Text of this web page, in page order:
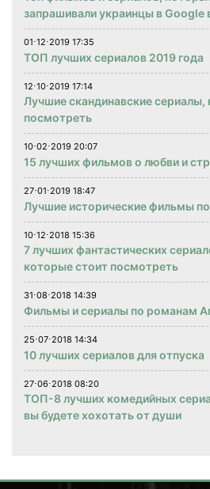
запрашивали украинцы в Google
01⋅12⋅2019 17:35
ТОП лучших сериалов 2019 года
12⋅10⋅2019 17:14
Лучшие скандинавские сериалы,
посмотреть
10⋅02⋅2019 20:07
15 лучших фильмов о любви и
27⋅01⋅2019 18:47
Лучшие исторические фильмы
10⋅12⋅2018 15:36
7 лучших фантастических
которые стоит посмотреть
31⋅08⋅2018 14:39
Фильмы и сериалы по романам
25⋅07⋅2018 14:34
10 лучших сериалов для отпуска
27⋅06⋅2018 08:20
ТОП-8 лучших комедийных
вы будете хохотать от души